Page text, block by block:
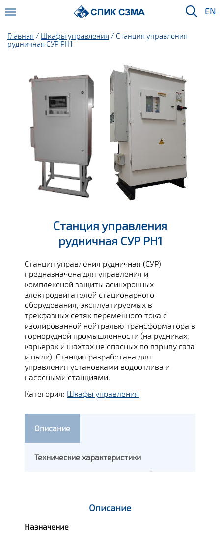
EN
Главная / Шкафы управления / Станция управления
рудничная СУР РН1
Станция управления
рудничная СУР РН1
Станция управления рудничная (СУР)
предназначена для управления и
комплексной защиты асинхронных
электродвигателей стационарного
оборудования, эксплуатируемых в
трехфазных сетях переменного тока с
изолированной нейтралью трансформатора в
горнорудной промышленности (на рудниках,
карьерах и шахтах не опасных по взрыву газа
и пыли). Станция разработана для
управления установками водоотлива и
насосными станциями.
Категория: Шкафы управления
Описание
Технические характеристики
Описание
Назначение